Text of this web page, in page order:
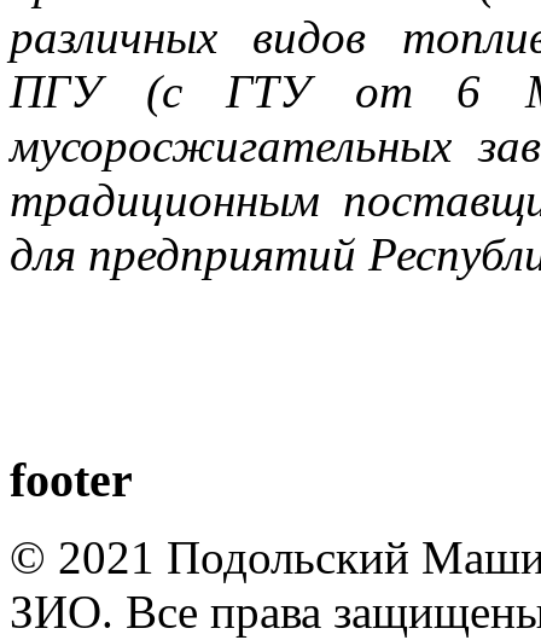
различных видов
ПГУ (с ГТУ от 6
мусоросжигательных
традиционным
для предприятий
footer
© 2021 Подольский
ЗИО. Все права